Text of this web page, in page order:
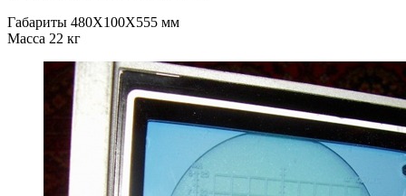
Габариты 480X100X555 мм
Масса 22 кг